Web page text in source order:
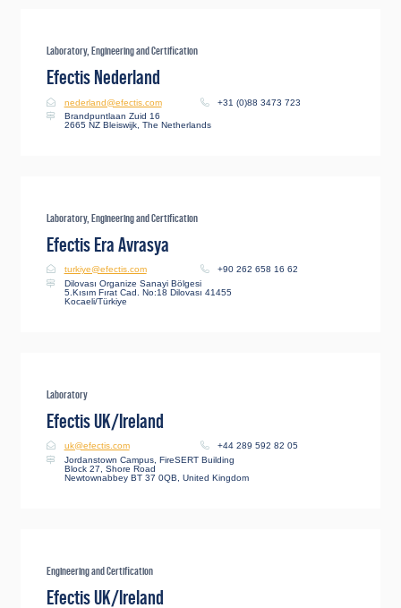
Laboratory, Engineering and Certification
Efectis Nederland
nederland@efectis.com
+31 (0)88 3473 723
Brandpuntlaan Zuid 16
2665 NZ Bleiswijk, The Netherlands
Laboratory, Engineering and Certification
Efectis Era Avrasya
turkiye@efectis.com
+90 262 658 16 62
Dilovası Organize Sanayi Bölgesi
5.Kısım Fırat Cad. No:18 Dilovası 41455
Kocaeli/Türkiye
Laboratory
Efectis UK/Ireland
uk@efectis.com
+44 289 592 82 05
Jordanstown Campus, FireSERT Building
Block 27, Shore Road
Newtownabbey BT 37 0QB, United Kingdom
Engineering and Certification
Efectis UK/Ireland